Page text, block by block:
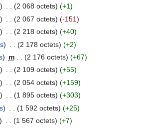
) . . (2 068 octets) (+1)
) (2 067 octets) (-151)
) (2 218 octets) (+40)
) (2 178 octets) (+2)
) m (2 176 octets) (+67)
) . . (2 109 octets) (+55)
) (2 054 octets) (+159)
) (1 895 octets) (+303)
) (1 592 octets) (+25)
(1 567 octets) (+7)